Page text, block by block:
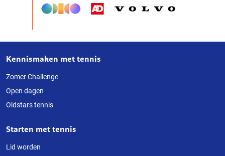
Over
deze
website
Kennismaken met tennis
Zomer Challenge
Open dagen
Oldstars tennis
Starten met tennis
Lid worden